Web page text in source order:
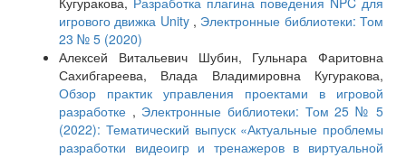
игрового движка Unity , Электронные библиотеки: Том
23 № 5 (2020)
Алексей Витальевич Шубин, Гульнара Фаритовна
Сахибгареева, Влада Владимировна Кугуракова,
Обзор практик управления проектами в игровой
разработке , Электронные библиотеки: Том 25 № 5
(2022): Тематический выпуск «Актуальные проблемы
разработки видеоигр и тренажеров в виртуальной